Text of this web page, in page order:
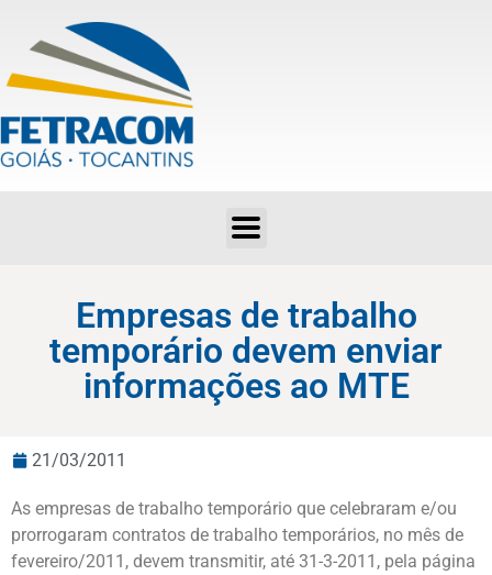
Empresas de trabalho
temporário devem enviar
informações ao MTE
21/03/2011
As empresas de trabalho temporário que celebraram e/ou
prorrogaram contratos de trabalho temporários, no mês de
fevereiro/2011, devem transmitir, até 31-3-2011, pela página